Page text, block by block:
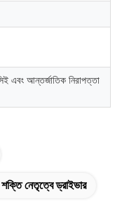
এবং আন্তর্জাতিক নিরাপত্তা
নেতৃত্বে ড্রাইভার